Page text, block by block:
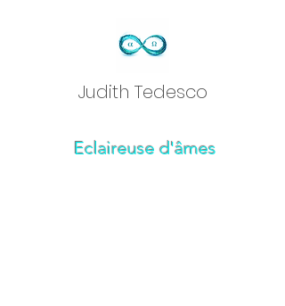
Judith Tedesco
Eclaireuse d'âmes